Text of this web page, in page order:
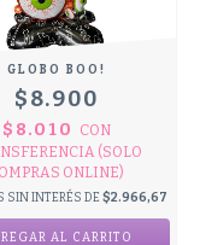
GLOBO BOO!
$8.900
$8.010
CON
(SOLO
ONLINE)
SIN INTERÉS DE $2.966,67